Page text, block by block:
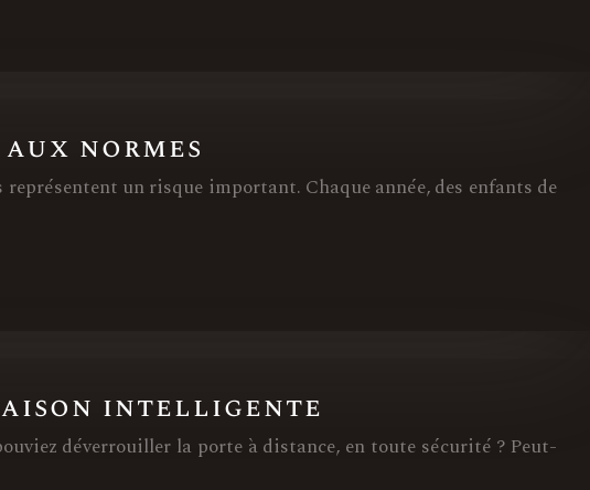
normes
un risque important. Chaque année, des enfants de
intelligente
déverrouiller la porte à distance, en toute sécurité ? Peut-